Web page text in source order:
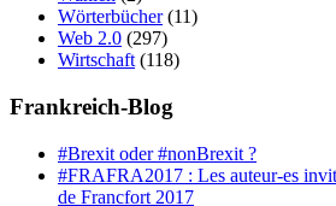
Wörterbücher(11)
Web 2.0 (297)
Wirtschaft(118)
Frankreich-Blog
#Brexit oder #nonBrexit ?
#FRAFRA2017 : Les auteur-es
de Francfort 2017